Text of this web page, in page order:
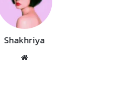
Shakhriya